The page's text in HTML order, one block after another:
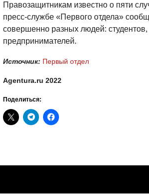
Правозащитникам известно о пяти
пресс-службе «Первого отдела»
совершенно разных людей:
предпринимателей.
Источник: Первый отдел
Agentura.ru 2022
Поделиться: